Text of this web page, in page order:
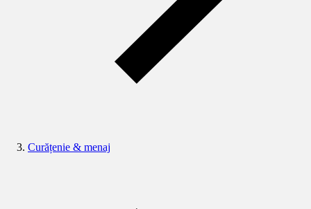
Curățenie & menaj